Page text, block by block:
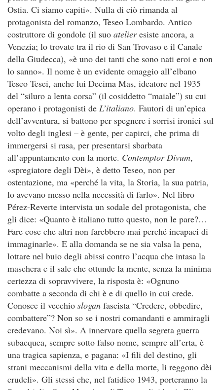
Ostia. Ci siamo capiti». Nulla di ciò rimanda al
protagonista del romanzo, Teseo Lombardo. Antico
costruttore di gondole (il suo atelieresiste ancora, a
Venezia; lo trovate tra il rio di San Trovaso e il Canale
della Giudecca), «è uno dei tanti che sono nati eroi e non
lo sanno». Il nome è un evidente omaggio all’elbano
Teseo Tesei, anche lui Decima Mas, ideatore nel 1935
del “siluro a lenta corsa” (il cosiddetto “maiale”) su cui
operano i protagonisti de L’italiano. Fautori di un’epica
dell’avventura, si battono per spegnere i sorrisi ironici sul
volto degli inglesi – è gente, per capirci, che prima di
immergersi si rasa, per presentarsi sbarbata
all’appuntamento con la morte. Contemptor Divum,
«spregiatore degli Dèi», è detto Teseo, non per
ostentazione, ma «perché la vita, la Storia, la sua patria,
lo avevano messo nella necessità di farlo». Nel libro
Pérez-Reverte intervista un sodale del protagonista, che
gli dice: «Quanto è italiano tutto questo, non le pare?…
Fare cose che altri non farebbero mai perché incapaci di
immaginarle». E alla domanda se ne sia valsa la pena,
lottare nel buio degli abissi contro l’acqua che intasa la
maschera e il sale che ottunde la mente, senza la minima
certezza di sopravvivere, la risposta è: «Ognuno
combatte a seconda di chi è e di quello in cui crede.
Conosce il vecchio slogan fascista “Credere, obbedire,
combattere”? Non so se i nostri comandanti e ammiragli
credevano. Noi sì». A innervare quella segreta guerra
subacquea, sempre sotto falso nome, sempre all’erta, è
una tragica sapienza, e pagana: «I fili del destino, gli
strani meccanismi della vita e della morte, li reggono dèi
crudeli». Gli stessi che, nel fatidico 1943, porteranno la